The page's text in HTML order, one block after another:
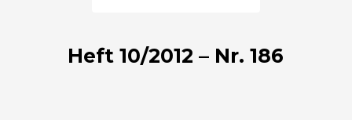
Heft 10/2012 – Nr. 186